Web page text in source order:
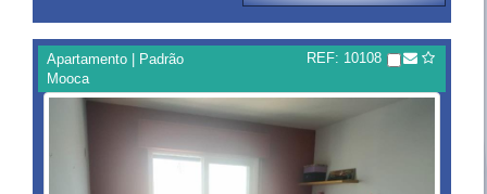
Apartamento | Padrão
Mooca
REF: 10108